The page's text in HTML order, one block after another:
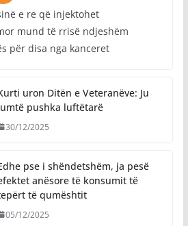
e re që injektohet
mund të rrisë ndjeshëm
për disa nga kanceret
uron Ditën e Veteranëve: Ju
pushka luftëtarë
30/12/2025
pse i shëndetshëm, ja pesë
anësore të konsumit të
të qumështit
05/12/2025